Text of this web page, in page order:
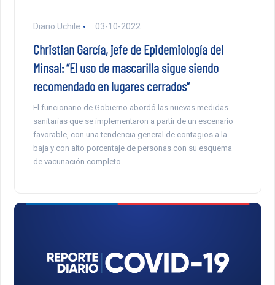
Diario Uchile 03-10-2022
Christian García, jefe de Epidemiología del
Minsal: “El uso de mascarilla sigue siendo
recomendado en lugares cerrados”
El funcionario de Gobierno abordó las nuevas medidas
sanitarias que se implementaron a partir de un escenario
favorable, con una tendencia general de contagios a la
baja y con alto porcentaje de personas con su esquema
de vacunación completo.